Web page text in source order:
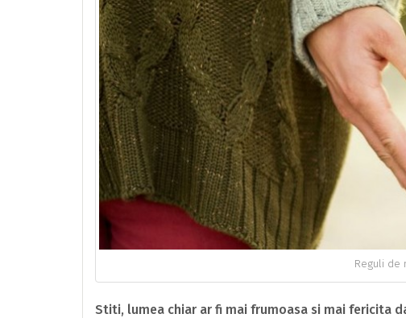
Reguli de
Stiti, lumea chiar ar fi mai frumoasa si mai fericita